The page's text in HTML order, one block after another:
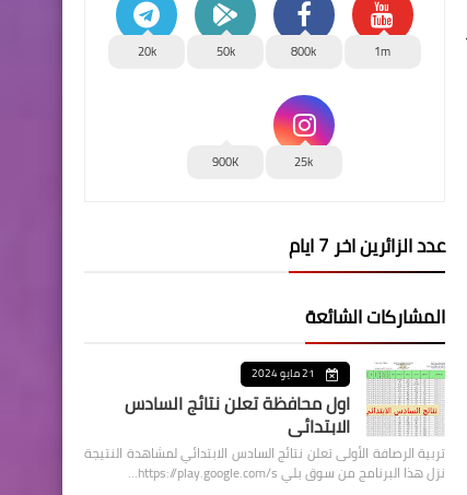
1m
800k
50k
20k
25k
900K
عدد الزائرين اخر 7 ايام
المشاركات الشائعة
21 مايو 2024
اول محافظة تعلن نتائج السادس
الابتدائي
تربية الرصافة الأولى تعلن نتائج السادس الابتدائي لمشاهدة النتيجة
نزل هذا البرنامج من سوق بلي https://play.google.com/s…